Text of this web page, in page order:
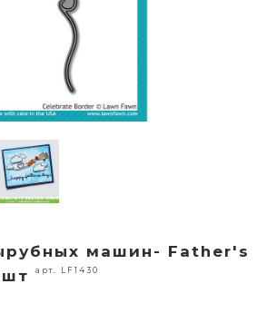
машин- Father's
арт. LF1430